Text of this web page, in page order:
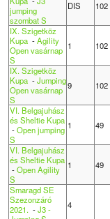
jumping
szombat S
DIS 102
IX. Szigetköz
Kupa-Agility
Open vasárnap
S
1 102
IX. Szigetköz
Kupa-Jumping
Open vasárnap
S
9 102
VI. Belgajuhász
és Sheltie Kupa
-Open jumping
S
1 49
VI. Belgajuhász
és Sheltie Kupa
-Open Agility
S
1 49
Smaragd SE
Szezonzáró
2021.-J3 -
4